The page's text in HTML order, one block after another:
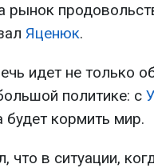
рынок
Яценюк.
идет не только
политике: с
будет кормить мир.
что в ситуации,